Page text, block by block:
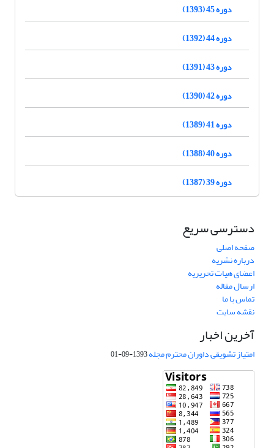
دوره 45 (1393)
دوره 44 (1392)
دوره 43 (1391)
دوره 42 (1390)
دوره 41 (1389)
دوره 40 (1388)
دوره 39 (1387)
دسترسی سریع
صفحه اصلی
درباره نشریه
اعضای هیات تحریریه
ارسال مقاله
تماس با ما
نقشه سایت
آخرین اخبار
امتیاز تشویقی داوران محترم مجله1393-09-01